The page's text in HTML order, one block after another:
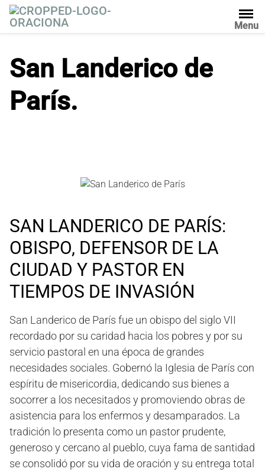
l
Menu
San Landerico de
París.
SAN LANDERICO DE PARÍS:
OBISPO, DEFENSOR DE LA
CIUDAD Y PASTOR EN
TIEMPOS DE INVASIÓN
San Landerico de París fue un obispo del siglo VII
recordado por su caridad hacia los pobres y por su
servicio pastoral en una época de grandes
necesidades sociales. Gobernó la Iglesia de París con
espíritu de misericordia, dedicando sus bienes a
socorrer a los necesitados y promoviendo obras de
asistencia para los enfermos y desamparados. La
tradición lo presenta como un pastor prudente,
generoso y cercano al pueblo, cuya fama de santidad
se consolidó por su vida de oración y su entrega total